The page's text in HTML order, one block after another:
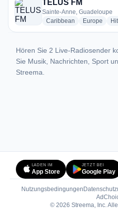
TELUS FM
Sainte-Anne, Guadeloupe
Caribbean radio stations
Europe
Hören Sie 2 Live-Radiosender
Sie Musik, Nachrichten, Sport
Streema.
LADEN IM
App Store
JETZT BEI
Google Play
Nutzungsbedingungen
© 2026 Streema, Inc.